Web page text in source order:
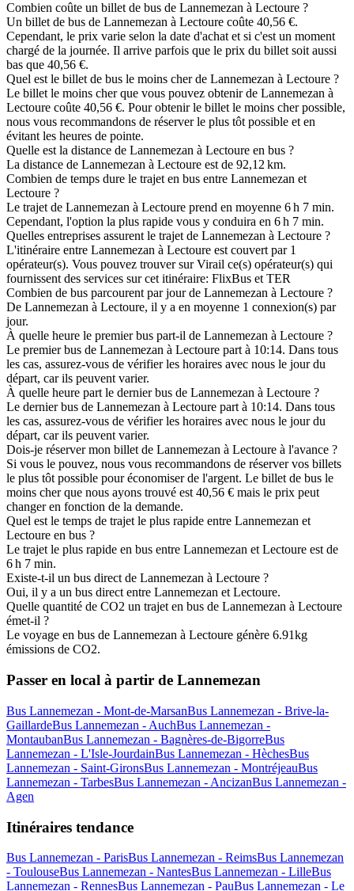
Combien coûte un billet de bus de Lannemezan à Lectoure ?
Un billet de bus de Lannemezan à Lectoure coûte 40,56 €.
Cependant, le prix varie selon la date d'achat et si c'est un moment
chargé de la journée. Il arrive parfois que le prix du billet soit aussi
bas que 40,56 €.
Quel est le billet de bus le moins cher de Lannemezan à Lectoure ?
Le billet le moins cher que vous pouvez obtenir de Lannemezan à
Lectoure coûte 40,56 €. Pour obtenir le billet le moins cher possible,
nous vous recommandons de réserver le plus tôt possible et en
évitant les heures de pointe.
Quelle est la distance de Lannemezan à Lectoure en bus ?
La distance de Lannemezan à Lectoure est de 92,12 km.
Combien de temps dure le trajet en bus entre Lannemezan et
Lectoure ?
Le trajet de Lannemezan à Lectoure prend en moyenne 6 h 7 min.
Cependant, l'option la plus rapide vous y conduira en 6 h 7 min.
Quelles entreprises assurent le trajet de Lannemezan à Lectoure ?
L'itinéraire entre Lannemezan à Lectoure est couvert par 1
opérateur(s). Vous pouvez trouver sur Virail ce(s) opérateur(s) qui
fournissent des services sur cet itinéraire: FlixBus et TER
Combien de bus parcourent par jour de Lannemezan à Lectoure ?
De Lannemezan à Lectoure, il y a en moyenne 1 connexion(s) par
jour.
À quelle heure le premier bus part-il de Lannemezan à Lectoure ?
Le premier bus de Lannemezan à Lectoure part à 10:14. Dans tous
les cas, assurez-vous de vérifier les horaires avec nous le jour du
départ, car ils peuvent varier.
À quelle heure part le dernier bus de Lannemezan à Lectoure ?
Le dernier bus de Lannemezan à Lectoure part à 10:14. Dans tous
les cas, assurez-vous de vérifier les horaires avec nous le jour du
départ, car ils peuvent varier.
Dois-je réserver mon billet de Lannemezan à Lectoure à l'avance ?
Si vous le pouvez, nous vous recommandons de réserver vos billets
le plus tôt possible pour économiser de l'argent. Le billet de bus le
moins cher que nous ayons trouvé est 40,56 € mais le prix peut
changer en fonction de la demande.
Quel est le temps de trajet le plus rapide entre Lannemezan et
Lectoure en bus ?
Le trajet le plus rapide en bus entre Lannemezan et Lectoure est de
6 h 7 min.
Existe-t-il un bus direct de Lannemezan à Lectoure ?
Oui, il y a un bus direct entre Lannemezan et Lectoure.
Quelle quantité de CO2 un trajet en bus de Lannemezan à Lectoure
émet-il ?
Le voyage en bus de Lannemezan à Lectoure génère 6.91kg
émissions de CO2.
Passer en local à partir de Lannemezan
Bus Lannemezan - Mont-de-MarsanBus Lannemezan - Brive-la-
GaillardeBus Lannemezan - AuchBus Lannemezan -
MontaubanBus Lannemezan - Bagnères-de-BigorreBus
Lannemezan - L'Isle-JourdainBus Lannemezan - HèchesBus
Lannemezan - Saint-GironsBus Lannemezan - MontréjeauBus
Lannemezan - TarbesBus Lannemezan - AncizanBus Lannemezan -
Agen
Itinéraires tendance
Bus Lannemezan - ParisBus Lannemezan - ReimsBus Lannemezan
- ToulouseBus Lannemezan - NantesBus Lannemezan - LilleBus
Lannemezan - RennesBus Lannemezan - PauBus Lannemezan - Le